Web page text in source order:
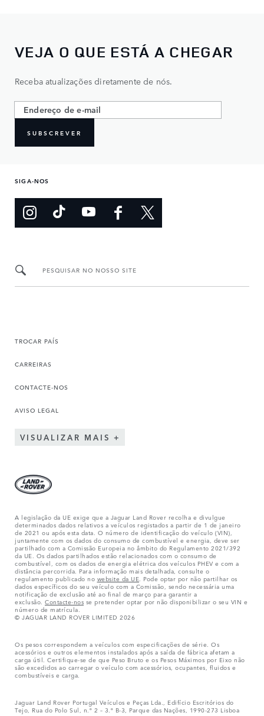
VEJA O QUE ESTÁ A CHEGAR
Receba atualizações diretamente de nós.
SUBSCREVER
SIGA-NOS
PESQUISAR NO NOSSO SITE
TROCAR PAÍS
CARREIRAS
CONTACTE-NOS
AVISO LEGAL
VISUALIZAR MAIS
A legislação da UE exige que a Jaguar Land Rover recolha e divulgue
determinados dados relativos a veículos registados a partir de 1 de janeiro
de 2021 ou após esta data. O número de identificação do veículo (VIN),
juntamente com os dados do consumo de combustível e energia, deve ser
partilhado com a Comissão Europeia no âmbito do Regulamento 2021/392
da UE. Os dados partilhados estão relacionados com o consumo de
combustível, com os dados de energia elétrica dos veículos PHEV e com a
distância percorrida. Para informação mais detalhada, consulte o
regulamento publicado no website da UE . Pode optar por não partilhar os
dados específicos do seu veículo com a Comissão, sendo necessária uma
notificação de exclusão até ao final de março para garantir a
exclusão. Contacte-nos se pretender optar por não disponibilizar o seu VIN e
número de matrícula.
© JAGUAR LAND ROVER LIMITED 2026
Os pesos correspondem a veículos com especificações de série. Os
acessórios e outros elementos instalados após a saída de fábrica afetam a
carga útil. Certifique-se de que Peso Bruto e os Pesos Máximos por Eixo não
são excedidos ao carregar o veículo com acessórios, ocupantes, fluidos e
combustíveis e carga.
Jaguar Land Rover Portugal Veículos e Peças Lda., Edifício Escritórios do
Tejo, Rua do Polo Sul, n.º 2 – 3.º B-3, Parque das Nações, 1990-273 Lisboa